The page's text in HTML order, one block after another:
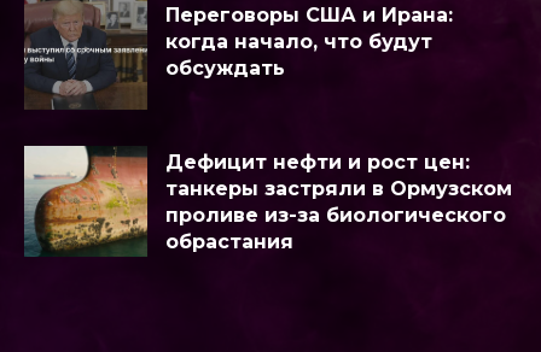
Переговоры США и Ирана:
когда начало, что будут
обсуждать
Дефицит нефти и рост цен:
танкеры застряли в Ормузском
проливе из-за биологического
обрастания